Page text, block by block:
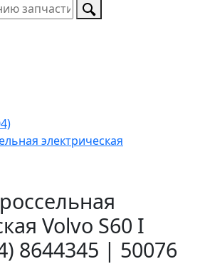
электрическая
Volvo S60 I
8644345 | 50076